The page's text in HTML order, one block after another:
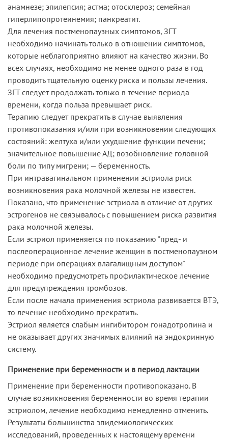
анамнезе; эпилепсия; астма; отосклероз; семейная
гиперлипопротеинемия; панкреатит.
Для лечения постменопаузных симптомов, ЗГТ
необходимо начинать только в отношении симптомов,
которые неблагоприятно влияют на качество жизни. Во
всех случаях, необходимо не менее одного раза в год
проводить тщательную оценку риска и пользы лечения.
ЗГТ следует продолжать только в течение периода
времени, когда польза превышает риск.
Терапию следует прекратить в случае выявления
противопоказания и/или при возникновении следующих
состояний: желтуха и/или ухудшение функции печени;
значительное повышение АД; возобновление головной
боли по типу мигрени; — беременность.
При интравагинальном применении эстриола риск
возникновения рака молочной железы не известен.
Показано, что применение эстриола в отличие от других
эстрогенов не связывалось с повышением риска развития
рака молочной железы.
Если эстриол применяется по показанию "пред- и
послеоперационное лечение женщин в постменопаузном
периоде при операциях влагалищным доступом"
необходимо предусмотреть профилактическое лечение
для предупреждения тромбозов.
Если после начала применения эстриола развивается ВТЭ,
то лечение необходимо прекратить.
Эстриол является слабым ингибитором гонадотропина и
не оказывает других значимых влияний на эндокринную
систему.
Применение при беременности и в период лактации
Применение при беременности противопоказано. В
случае возникновения беременности во время терапии
эстриолом, лечение необходимо немедленно отменить.
Результаты большинства эпидемиологических
исследований, проведенных к настоящему времени